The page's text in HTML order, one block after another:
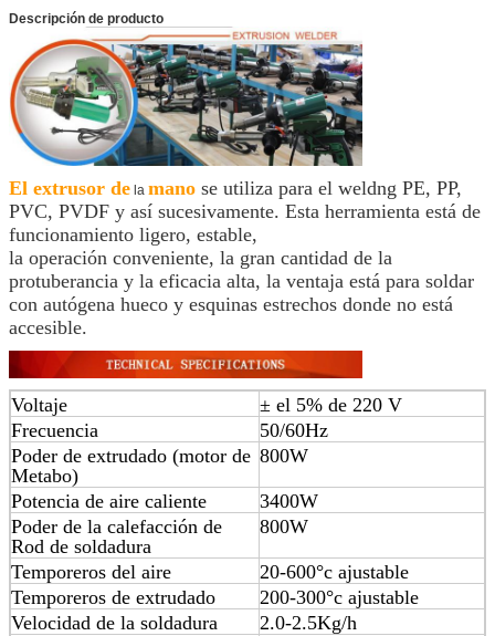
Descripción de producto
El extrusor de la mano se utiliza para el weldng PE, PP,
PVC, PVDF y así sucesivamente. Esta herramienta está de
funcionamiento ligero, estable,
la operación conveniente, la gran cantidad de la
protuberancia y la eficacia alta, la ventaja está para soldar
con autógena hueco y esquinas estrechos donde no está
accesible.
Voltaje
± el 5% de 220 V
Frecuencia
50/60Hz
Poder de extrudado (motor de
Metabo)
800W
Potencia de aire caliente
3400W
Poder de la calefacción de
Rod de soldadura
800W
Temporeros del aire
20-600°c ajustable
Temporeros de extrudado
200-300°c ajustable
Velocidad de la soldadura
2.0-2.5Kg/h